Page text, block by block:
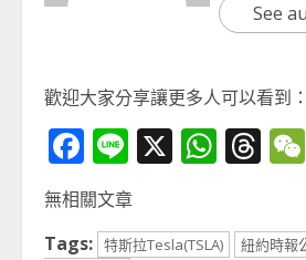
See
歡迎大家分享讓更多人可以看到：
Facebook
Line
X
無相關文章
Tags: 特斯拉Tesla(TSLA) 紐約時報